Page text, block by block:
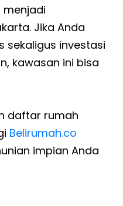
menjadi
Jika Anda
sekaligus investasi
kawasan ini bisa
daftar rumah
Belirumah.co
impian Anda